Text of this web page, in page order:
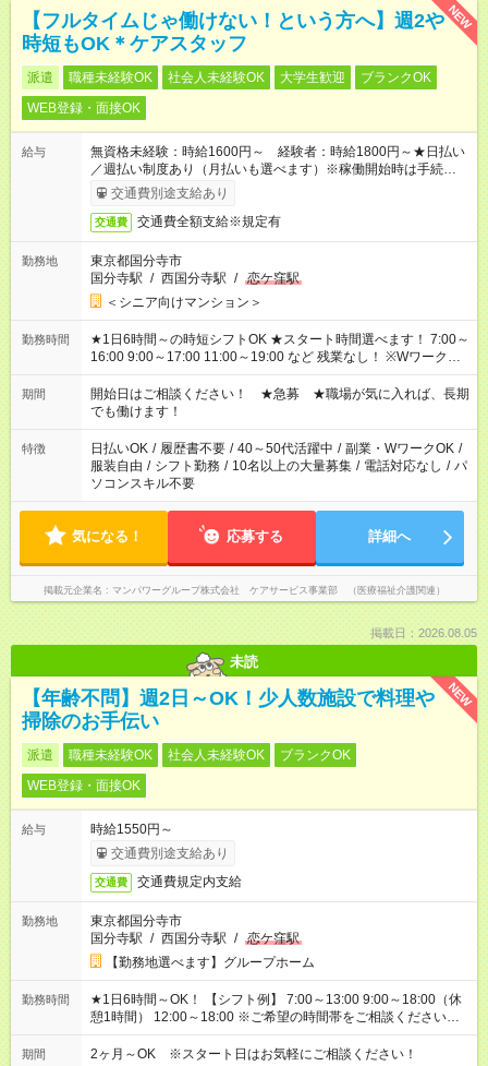
NEW
【フルタイムじゃ働けない！という方へ】週2や
時短もOK＊ケアスタッフ
派遣 職種未経験OK 社会人未経験OK 大学生歓迎
ブランクOK
WEB登録・面接OK
給与
無資格未経験：時給1600円～ 経験者：時給1800円～★日払い
／週払い制度あり（月払いも選べます）※稼働開始時は手続き完
了次第のお支払いとなります。
交通費別途支給あり
交通費 交通費全額支給※規定有
勤務地
東京都国分寺市
国分寺駅 / 西国分寺駅 / 恋ケ窪駅
＜シニア向けマンション＞
勤務時間
★1日6時間～の時短シフトOK ★スタート時間選べます！ 7:00～
16:00 9:00～17:00 11:00～19:00 など 残業なし！ ※Wワークの
場合、他のお仕事と合わせ週40時間超の就業はご案内できませ
ん ※法令に基づき、週20時間以上勤務は社会保険への加入対象
となります ※労働者派遣法（日雇い派遣の原則禁止）により、
短時間・短期間の就業はご案内が難しい場合があります
期間
開始日はご相談ください！ ★急募 ★職場が気に入れば、長期
でも働けます！
特徴 日払いOK / 履歴書不要 / 40～50代活躍中 / 副業・WワークOK /
服装自由 / シフト勤務 / 10名以上の大量募集 / 電話対応なし / パ
ソコンスキル不要
気になる！ 応募する 詳細へ
掲載元企業名 マンパワーグループ株式会社 ケアサービス事業部 （医療福祉介護関連）
掲載日：2026.08.05
未読
NEW
【年齢不問】週2日～OK！少人数施設で料理や
掃除のお手伝い
派遣 職種未経験OK 社会人未経験OK
ブランクOK
WEB登録・面接OK
給与
時給1550円～
交通費別途支給あり
交通費 交通費規定内支給
勤務地
東京都国分寺市
国分寺駅 / 西国分寺駅 / 恋ケ窪駅
【勤務地選べます】グループホーム
勤務時間
★1日6時間～OK！ 【シフト例】 7:00～13:00 9:00～18:00（休
憩1時間） 12:00～18:00 ※ご希望の時間帯をご相談ください。
※日勤、夜勤のみ、変則的な勤務等も相談OK！
期間 2ヶ月～OK ※スタート日はお気軽にご相談ください！